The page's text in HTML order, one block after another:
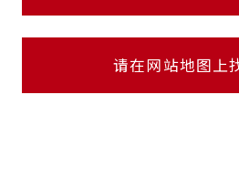
请在网站地图上